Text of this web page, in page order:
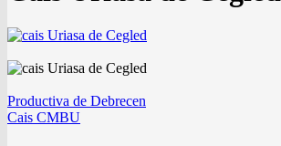
Productiva de Debrecen
Cais CMBU